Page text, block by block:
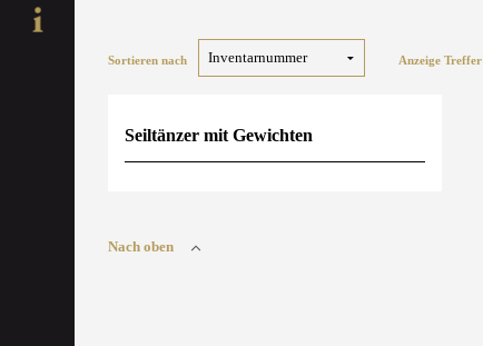
Sortieren nach Anzeige Treffer
Seiltänzer mit Gewichten
Nach oben